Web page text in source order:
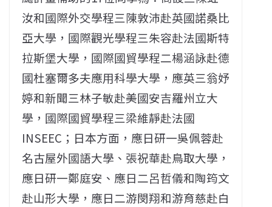
汝和國際外交學程三陳敦沛赴英國諾桑比
亞大學，國際觀光學程三朱容赴法國斯特
拉斯堡大學，國際國貿學程二楊涵詠赴德
國杜塞爾多夫應用科學大學，應英三翁妤
婷和新聞三林子敏赴美國安吉羅州立大
學，國際國貿學程三梁維靜赴法國
INSEEC；日本方面，應日研一吳佩蓉赴
名古屋外國語大學、張祝華赴鳥取大學，
應日研一鄭庭安、應日二呂哲儀和陶筠文
赴山形大學，應日二游閔翔和游育慈赴白